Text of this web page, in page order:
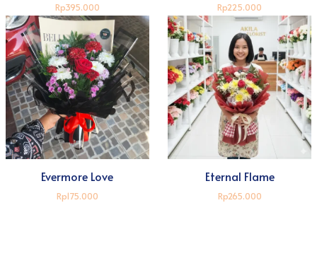
Rp395.000 Rp225.000
Evermore Love
Rp175.000
Eternal Flame
Rp265.000